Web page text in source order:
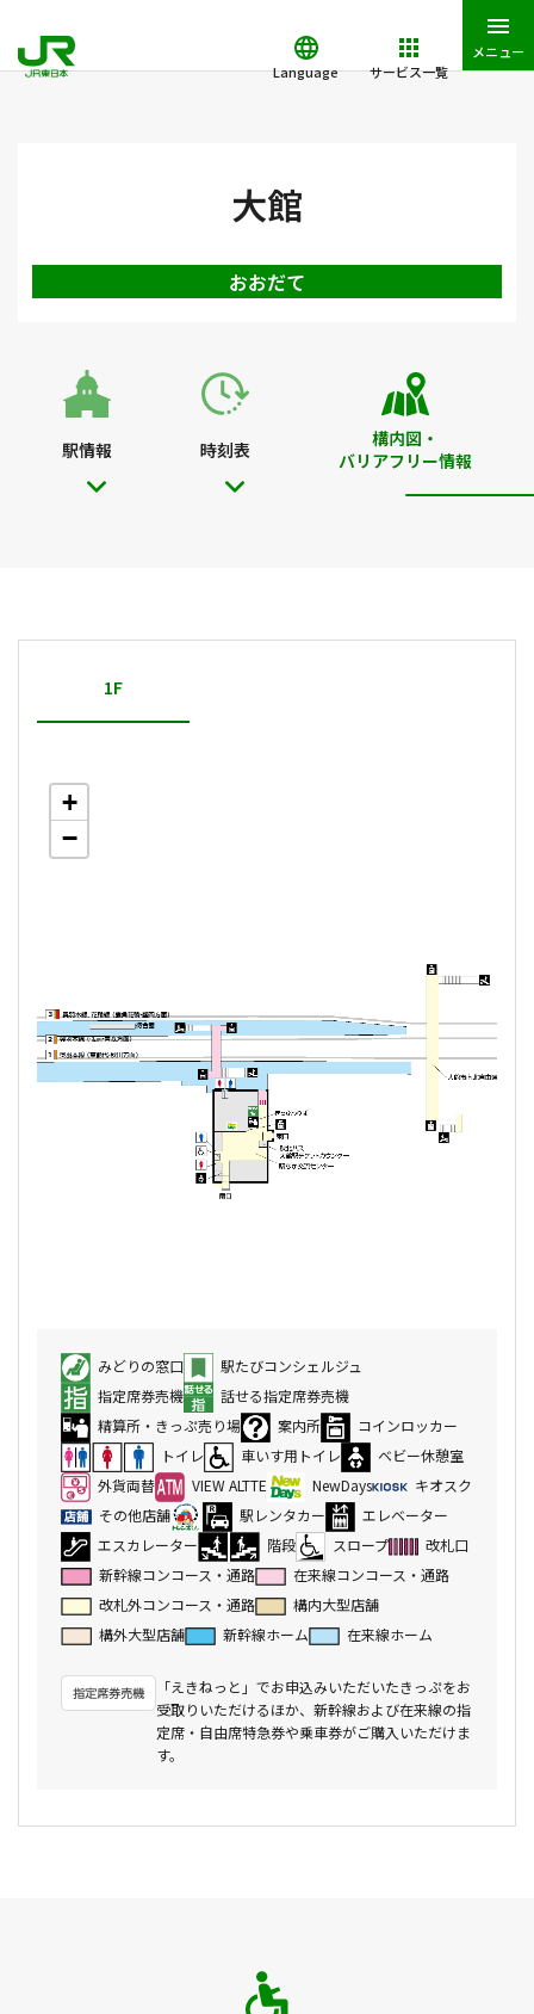
Language サービス一覧
メニュー
大館
おおだて
駅情報 時刻表
構内図・
バリアフリー情報
1F
+
−
みどりの窓口
駅たびコンシェルジュ
指定席券売機
話せる指定席券売機
精算所・きっぷ売り場
案内所
コインロッカー
トイレ
車いす用トイレ
ベビー休憩室
外貨両替
VIEW ALTTE NewDays
キオスク
その他店舗
駅レンタカー
エレベーター
エスカレーター
階段 スロープ
改札口
新幹線コンコース・通路
在来線コンコース・通路
改札外コンコース・通路
構内大型店舗
構外大型店舗
新幹線ホーム 在来線ホーム
「えきねっと」でお申込みいただいたきっぷをお
受取りいただけるほか、新幹線および在来線の指
定席・自由席特急券や乗車券がご購入いただけま
す。